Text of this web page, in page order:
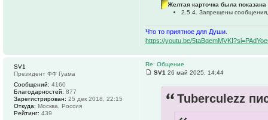
Желтая карточка была показана
2.5.4. Запрещены
Что то приятное для Души.
https://youtu.be/
Re: Общение
SV1 26 май 2025, 14:44
Tuberculezz
SV1
Президент ФФ Гуама
Сообщений: 4160
Благодарностей: 877
Зарегистрирован: 25 дек 2018, 22:15
Откуда: Москва, Россия
Рейтинг: 439